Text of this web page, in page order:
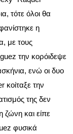
τότε όλοι θα
η
με τους
την κορόιδεψε
ενώ οι δυο
την
της δεν
ζώνη και είπε
φυσικά